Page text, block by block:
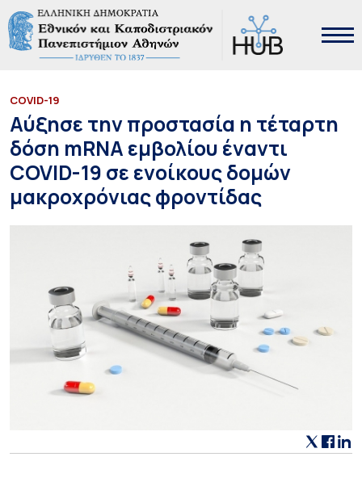
COVID-19
Αύξησε την προστασία η τέταρτη
δόση mRNA εμβολίου έναντι
COVID-19 σε ενοίκους δομών
μακροχρόνιας φροντίδας